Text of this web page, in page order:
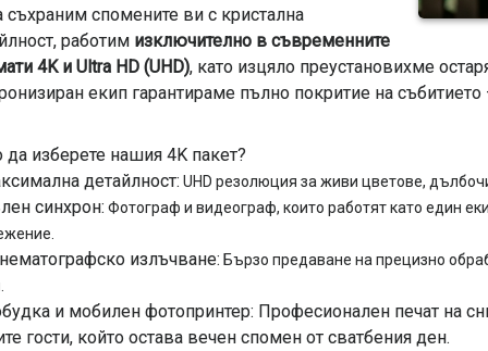
съхраним спомените ви с кристална
работим изключително в съвременните
4K и Ultra HD (UHD), като изцяло преустановихме
екип гарантираме пълно покритие на
изберете нашия 4K пакет?
детайлност: UHD резолюция за живи цветове,
синхрон: Фотограф и видеограф, които работят като един
излъчване: Бързо предаване на прецизно
и мобилен фотопринтер: Професионален печат на
гости, който остава вечен спомен от сватбения ден.